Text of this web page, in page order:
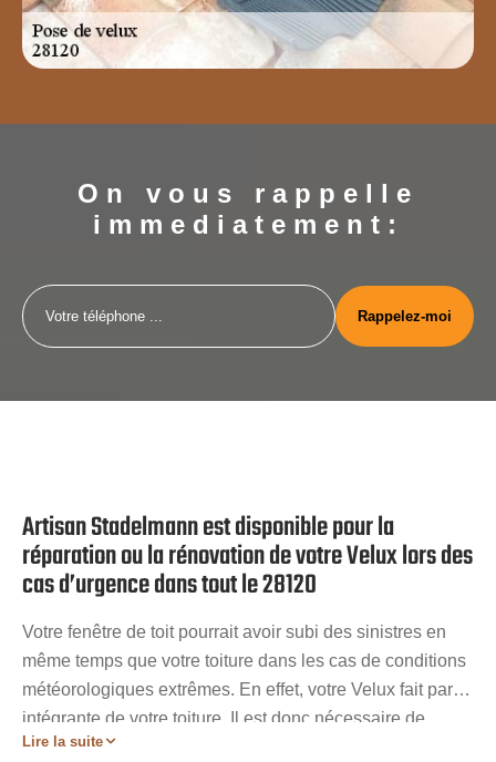
On vous rappelle
immediatement:
Artisan Stadelmann est disponible pour la
réparation ou la rénovation de votre Velux lors des
cas d’urgence dans tout le 28120
Votre fenêtre de toit pourrait avoir subi des sinistres en
même temps que votre toiture dans les cas de conditions
météorologiques extrêmes. En effet, votre Velux fait partie
intégrante de votre toiture. Il est donc nécessaire de
procéder à son diagnostic afin de déceler les problèmes
Lire la suite